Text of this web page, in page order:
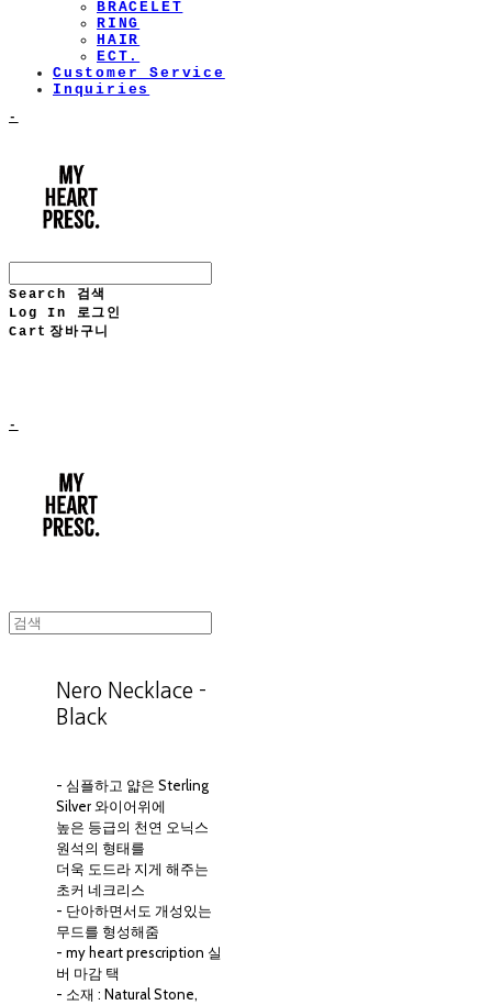
BRACELET
RING
HAIR
ECT.
Customer Service
Inquiries
-
Search
검색
Log In
로그인
Cart 장바구니
-
Nero Necklace -
Black
- 심플하고 얇은 Sterling
Silver 와이어위에
높은 등급의 천연 오닉스
원석의 형태를
더욱 도드라 지게 해주는
초커 네크리스
- 단아하면서도 개성있는
무드를 형성해줌
- my heart prescription 실
버 마감 택
- 소재 : Natural Stone,